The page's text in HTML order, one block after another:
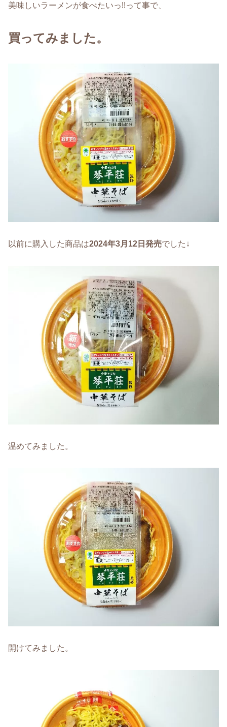
美味しいラーメンが食べたいっ!!って事で、
買ってみました。
以前に購入した商品は2024年3月12日発売でした↓
温めてみました。
開けてみました。